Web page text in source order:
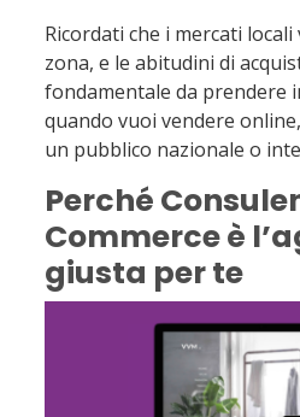
Ricordati che i mercati
zona, e le abitudini di
fondamentale da prendere
quando vuoi vendere
un pubblico nazionale o
Perché
Commerce è
giusta per te